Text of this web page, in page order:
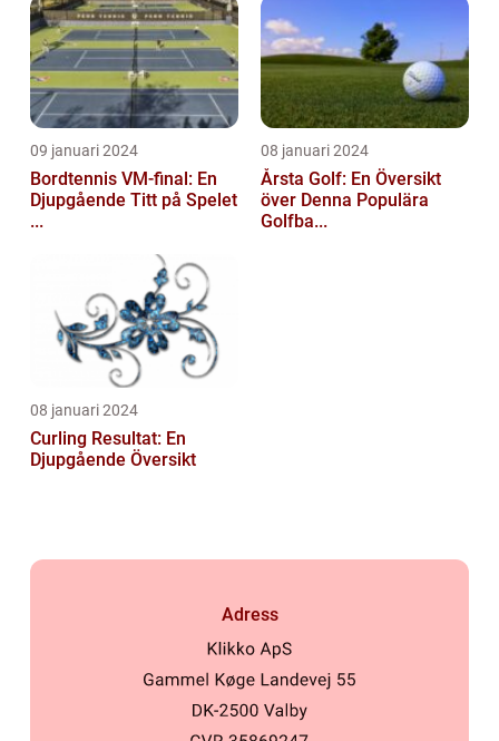
09 januari 2024
Bordtennis VM-final: En
Djupgående Titt på Spelet
...
08 januari 2024
Årsta Golf: En Översikt
över Denna Populära
Golfba...
08 januari 2024
Curling Resultat: En
Djupgående Översikt
Adress